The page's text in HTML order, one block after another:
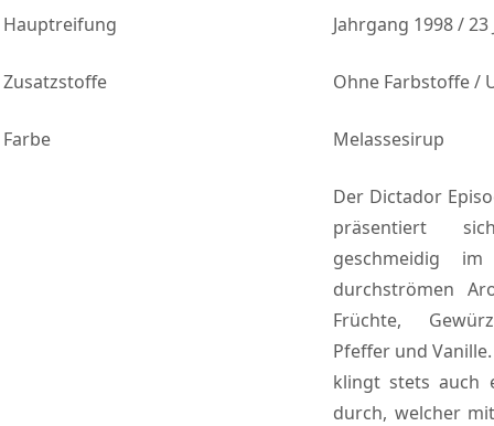
Hauptreifung Jahrgang 1998 /
Zusatzstoffe Ohne Farbstoffe /
Farbe Melassesirup
Der Dictador
präsentiert
geschmeidig
durchströmen
Früchte,
Pfeffer und
klingt stets auch
durch, welcher